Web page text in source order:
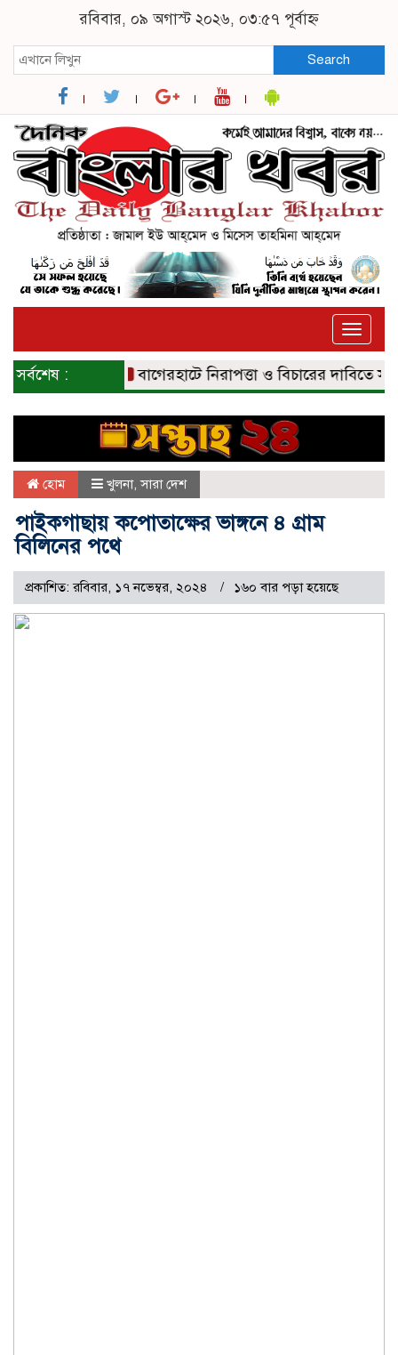
রবিবার, ০৯ অগাস্ট ২০২৬, ০৩:৫৭ পূর্বাহ্ন
Search
Toggle
সর্বশেষ : বাগেরহাটে নিরাপত্তা ও বিচারের দাবিতে সংবাদ
হোম খুলনা,সারা দেশ
পাইকগাছায় কপোতাক্ষের ভাঙ্গনে ৪ গ্রাম
বিলিনের পথে
প্রকাশিত: রবিবার, ১৭ নভেম্বর, ২০২৪ ১৬০ বার পড়া হয়েছে